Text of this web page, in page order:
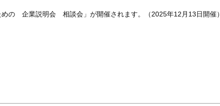
の 企業説明会 相談会」が開催されます。（2025年12月13日開催）